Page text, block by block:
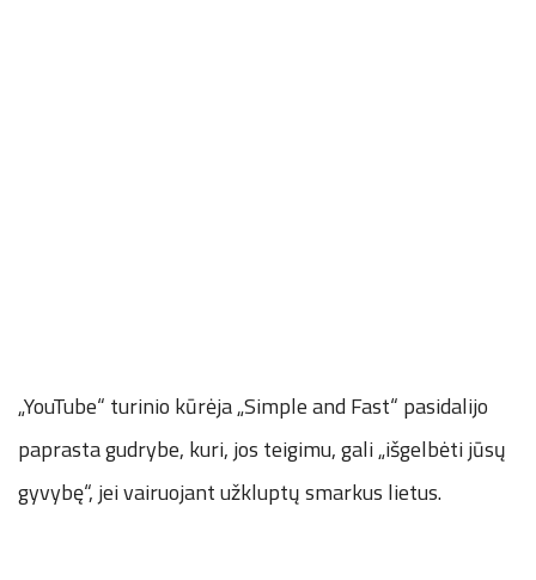
„YouTube“ turinio kūrėja „Simple and Fast“ pasidalijo
paprasta gudrybe, kuri, jos teigimu, gali „išgelbėti jūsų
gyvybę“, jei vairuojant užkluptų smarkus lietus.